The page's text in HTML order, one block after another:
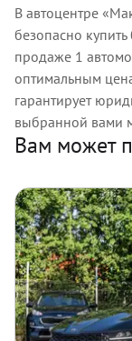
В автоцентре
безопасно
продаже 1
оптимальным
гарантирует
выбранной вами
Вам может